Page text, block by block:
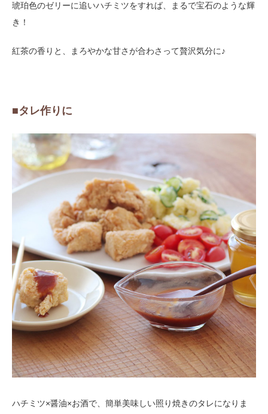
琥珀色のゼリーに追いハチミツをすれば、まるで宝石のような輝
き！
紅茶の香りと、まろやかな甘さが合わさって贅沢気分に♪
■タレ作りに
ハチミツ×醤油×お酒で、簡単美味しい照り焼きのタレになりま